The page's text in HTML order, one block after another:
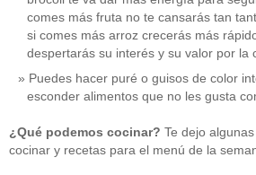
comes más fruta no te cansarás tan
si comes más arroz crecerás más
despertarás su interés y su valor por la
Puedes hacer puré o guisos de color
esconder alimentos que no les gusta
¿Qué podemos cocinar? Te dejo
cocinar y recetas para el menú de la